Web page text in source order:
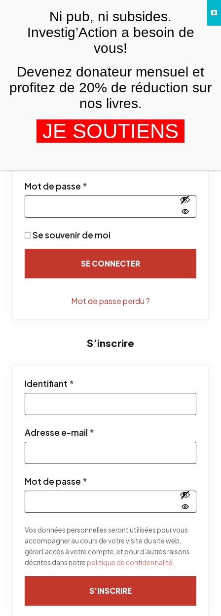
Mon compte
Se connecter
Identifiant ou e-mail*Obligatoire
Mot de passe *
Se souvenir de moi
SE CONNECTER
Mot de passe perdu ?
S’inscrire
Identifiant *
Adresse e-mail *
Mot de passe *
Vos données personnelles seront utilisées pour vous
accompagner au cours de votre visite du site web,
gérer l’accès à votre compte, et pour d’autres raisons
décrites dans notre politique de confidentialité
S’INSCRIRE
FRNi pub, ni subsides.
Investig’Action a besoin de
vous!
Devenez donateur mensuel et
profitez de 20% de réduction sur
nos livres.
JE SOUTIENS